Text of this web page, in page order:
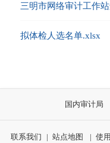
三明市网络审计工作
拟体检人选名单.xlsx
国内审计局
联系我们 | 站点地图 | 使